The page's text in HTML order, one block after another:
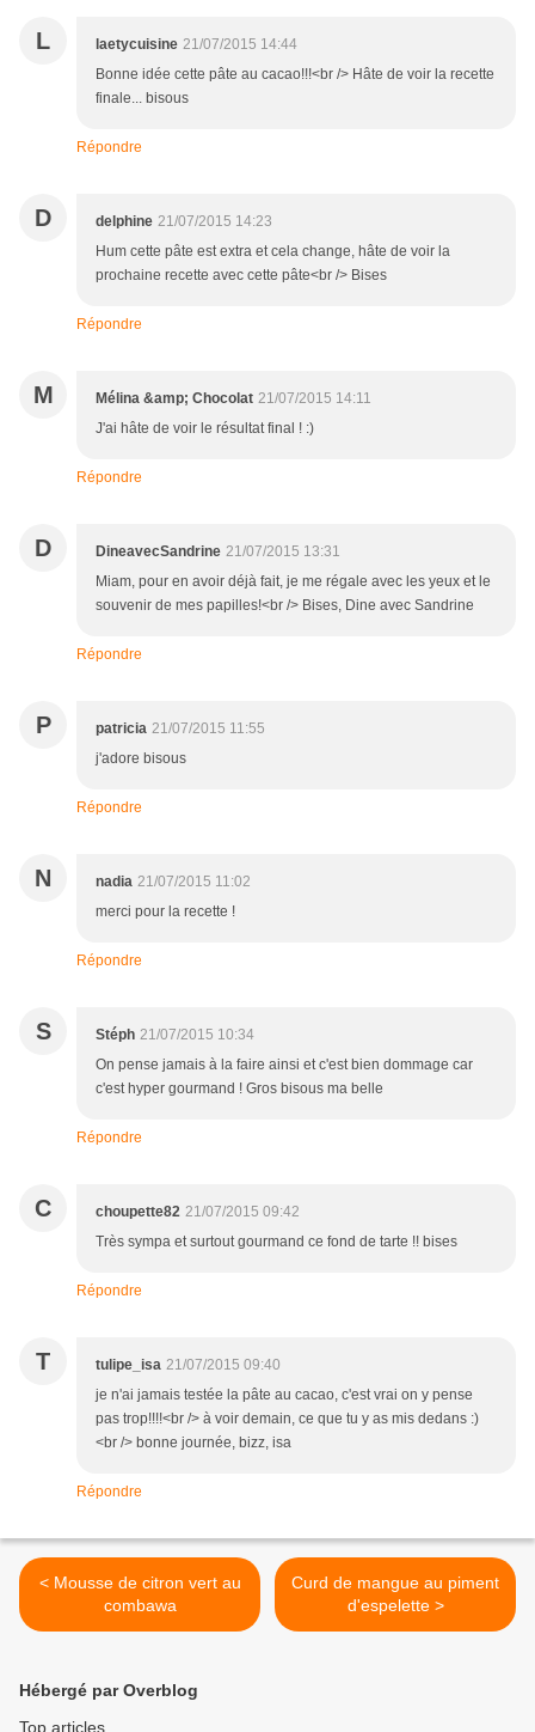
L laetycuisine 21/07/2015 14:44
Bonne idée cette pâte au cacao!!!<br /> Hâte de voir la recette
finale... bisous
Répondre
D delphine 21/07/2015 14:23
Hum cette pâte est extra et cela change, hâte de voir la
prochaine recette avec cette pâte<br /> Bises
Répondre
M Mélina &amp; Chocolat 21/07/2015 14:11
J'ai hâte de voir le résultat final ! :)
Répondre
D DineavecSandrine 21/07/2015 13:31
Miam, pour en avoir déjà fait, je me régale avec les yeux et le
souvenir de mes papilles!<br /> Bises, Dine avec Sandrine
Répondre
P patricia 21/07/2015 11:55
j'adore bisous
Répondre
N nadia 21/07/2015 11:02
merci pour la recette !
Répondre
S Stéph 21/07/2015 10:34
On pense jamais à la faire ainsi et c'est bien dommage car
c'est hyper gourmand ! Gros bisous ma belle
Répondre
C choupette82 21/07/2015 09:42
Très sympa et surtout gourmand ce fond de tarte !! bises
Répondre
T tulipe_isa 21/07/2015 09:40
je n'ai jamais testée la pâte au cacao, c'est vrai on y pense
pas trop!!!!<br /> à voir demain, ce que tu y as mis dedans :)
<br /> bonne journée, bizz, isa
Répondre
< Mousse de citron vert au
combawa
Curd de mangue au piment
d'espelette >
Hébergé par Overblog
Top articles